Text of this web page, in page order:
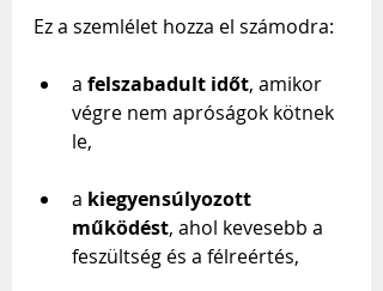
Ez a szemlélet hozza el számodra:
a felszabadult időt, amikor
végre nem apróságok kötnek
le,
a kiegyensúlyozott
működést, ahol kevesebb a
feszültség és a félreértés,